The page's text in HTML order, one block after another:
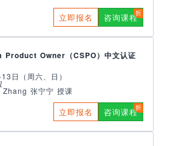
立即报名 咨询课程
Product Owner（CSPO）中文认证
日（周六、日）
张宁宁 授课
立即报名 咨询课程